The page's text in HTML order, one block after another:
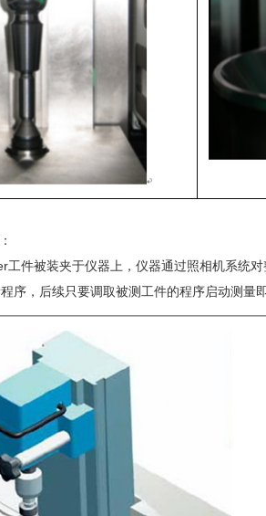
工件被装夹于仪器上，仪器通过照相机系统
序，后续只要调取被测工件的程序启动测量